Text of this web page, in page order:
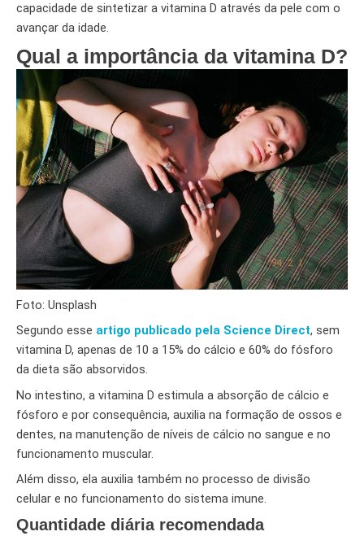
capacidade de sintetizar a vitamina D através da pele com o
avançar da idade.
Qual a importância da vitamina D?
Foto: Unsplash
Segundo esse artigo publicado pela Science Direct, sem
vitamina D, apenas de 10 a 15% do cálcio e 60% do fósforo
da dieta são absorvidos.
No intestino, a vitamina D estimula a absorção de cálcio e
fósforo e por consequência, auxilia na formação de ossos e
dentes, na manutenção de níveis de cálcio no sangue e no
funcionamento muscular.
Além disso, ela auxilia também no processo de divisão
celular e no funcionamento do sistema imune.
Quantidade diária recomendada